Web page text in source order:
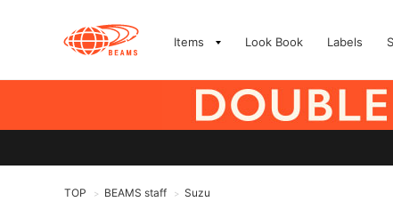
Items Look Book Labels
TOP > BEAMS staff > Suzu